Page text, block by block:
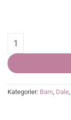
Poppy Genser, PDF
Kategorier: Barn, Dale,